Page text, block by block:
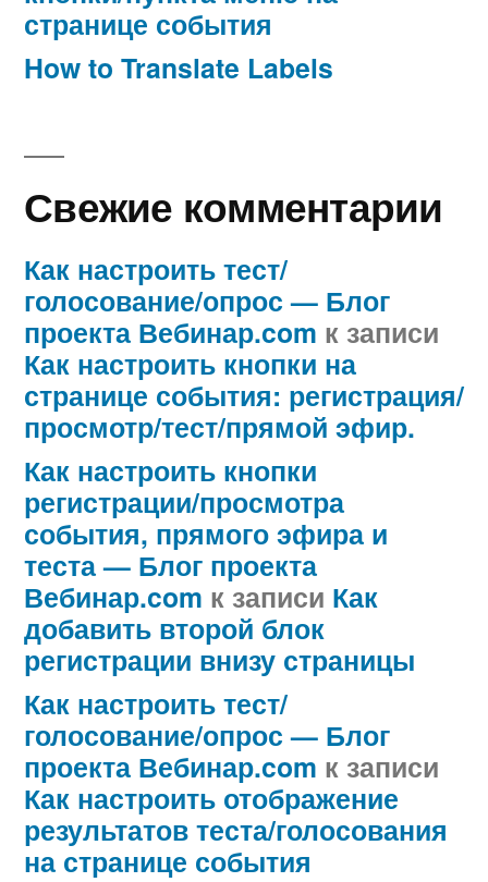
странице события
How to Translate Labels
Свежие комментарии
Как настроить тест/
голосование/опрос — Блог
проекта Вебинар.com к записи
Как настроить кнопки на
странице события: регистрация/
просмотр/тест/прямой эфир.
Как настроить кнопки
регистрации/просмотра
события, прямого эфира и
теста — Блог проекта
Вебинар.com к записи Как
добавить второй блок
регистрации внизу страницы
Как настроить тест/
голосование/опрос — Блог
проекта Вебинар.com к записи
Как настроить отображение
результатов теста/голосования
на странице события